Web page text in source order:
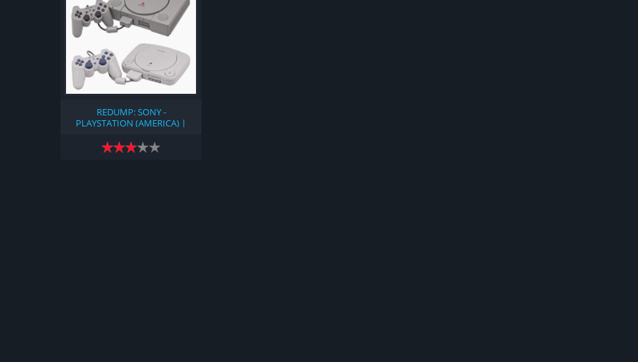
REDUMP: SONY -
PLAYSTATION (AMERICA) |